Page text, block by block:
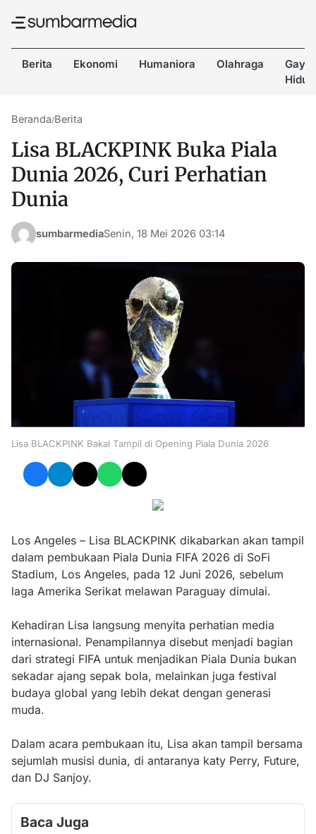
Berita Ekonomi Humaniora Olahraga
Gaya
Hidup
Beranda/Berita
Lisa BLACKPINK Buka Piala
Dunia 2026, Curi Perhatian
Dunia
sumbarmediaSenin, 18 Mei 2026 03:14
Lisa BLACKPINK Bakal Tampil di Opening Piala Dunia 2026
Los Angeles – Lisa BLACKPINK dikabarkan akan tampil
dalam pembukaan Piala Dunia FIFA 2026 di SoFi
Stadium, Los Angeles, pada 12 Juni 2026, sebelum
laga Amerika Serikat melawan Paraguay dimulai.
Kehadiran Lisa langsung menyita perhatian media
internasional. Penampilannya disebut menjadi bagian
dari strategi FIFA untuk menjadikan Piala Dunia bukan
sekadar ajang sepak bola, melainkan juga festival
budaya global yang lebih dekat dengan generasi
muda.
Dalam acara pembukaan itu, Lisa akan tampil bersama
sejumlah musisi dunia, di antaranya katy Perry, Future,
dan DJ Sanjoy.
Baca Juga